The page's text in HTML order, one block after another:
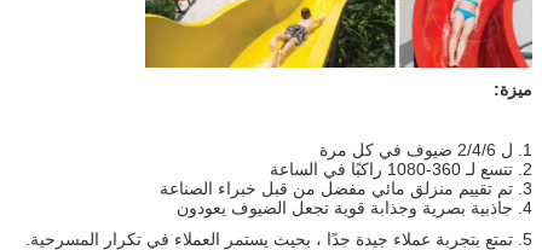
ميزة:
1. ل 2/4/6 ضيوف في كل مرة
2. تتسع لـ 360-1080 راكبًا في الساعة
3. تم تقييم منزلق مائي مفضل من قبل خبراء الصناعة
4. جاذبية بصرية وجذابة قوية تجعل الضيوف يعودون
5. تمتع بتجربة عملاء جيدة جدًا ، بحيث يستمر العملاء في تكرار المسرحية.